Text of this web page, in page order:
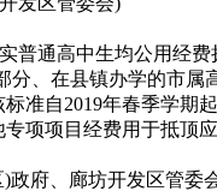
普通高中生均公用经
、在县镇办学的市
准自2019年春季学
项项目经费用于抵顶
府、廊坊开发区管